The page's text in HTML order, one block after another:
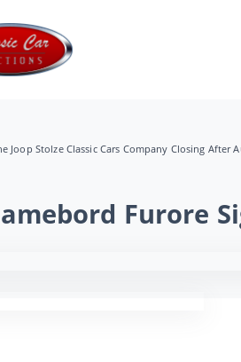
Joop Stolze Classic Cars Company Closing After
Furore